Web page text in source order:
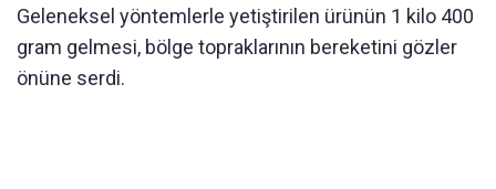
Geleneksel yöntemlerle yetiştirilen ürünün 1 kilo 400
gram gelmesi, bölge topraklarının bereketini gözler
önüne serdi.